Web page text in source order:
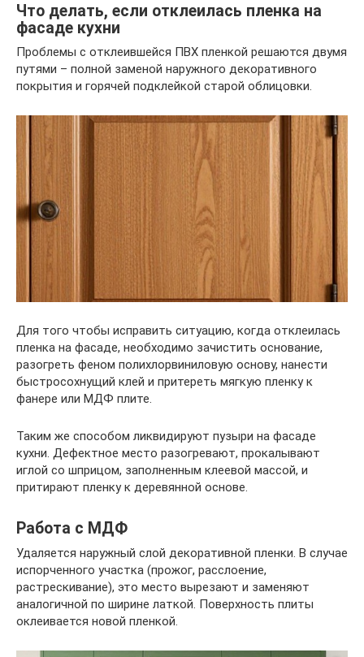
Что делать, если отклеилась пленка на
фасаде кухни
Проблемы с отклеившейся ПВХ пленкой решаются двумя
путями – полной заменой наружного декоративного
покрытия и горячей подклейкой старой облицовки.
Для того чтобы исправить ситуацию, когда отклеилась
пленка на фасаде, необходимо зачистить основание,
разогреть феном полихлорвиниловую основу, нанести
быстросохнущий клей и притереть мягкую пленку к
фанере или МДФ плите.
Таким же способом ликвидируют пузыри на фасаде
кухни. Дефектное место разогревают, прокалывают
иглой со шприцом, заполненным клеевой массой, и
притирают пленку к деревянной основе.
Работа с МДФ
Удаляется наружный слой декоративной пленки. В случае
испорченного участка (прожог, расслоение,
растрескивание), это место вырезают и заменяют
аналогичной по ширине латкой. Поверхность плиты
оклеивается новой пленкой.